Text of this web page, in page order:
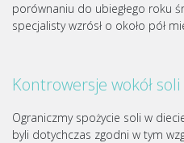
porównaniu do ubiegłego roku
specjalisty wzrósł o około pół
Kontrowersje wokół soli
Ograniczmy spożycie soli w
byli dotychczas zgodni w tym